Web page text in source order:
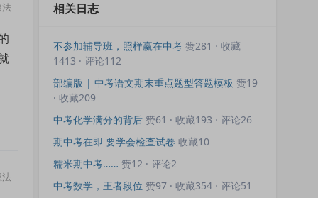
法
法
相关日志
不参加辅导班，照样赢在中考 赞281 · 收藏
1413 · 评论112
部编版 | 中考语文期末重点题型答题模板 赞19
· 收藏209
中考化学满分的背后 赞61 · 收藏193 · 评论26
期中考在即 要学会检查试卷 收藏10
糯米期中考…… 赞12 · 评论2
中考数学，王者段位 赞97 · 收藏354 · 评论51